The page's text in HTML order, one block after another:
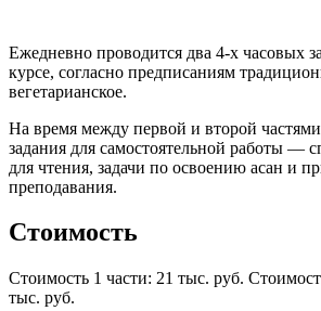
Ежедневно проводится два 4-х часовых
курсе, согласно предписаниям
вегетарианское.
На время между первой и второй
задания для самостоятельной работы —
для чтения, задачи по освоению асан и
преподавания.
Стоимость
Стоимость 1 части: 21 тыс. руб.
тыс. руб.